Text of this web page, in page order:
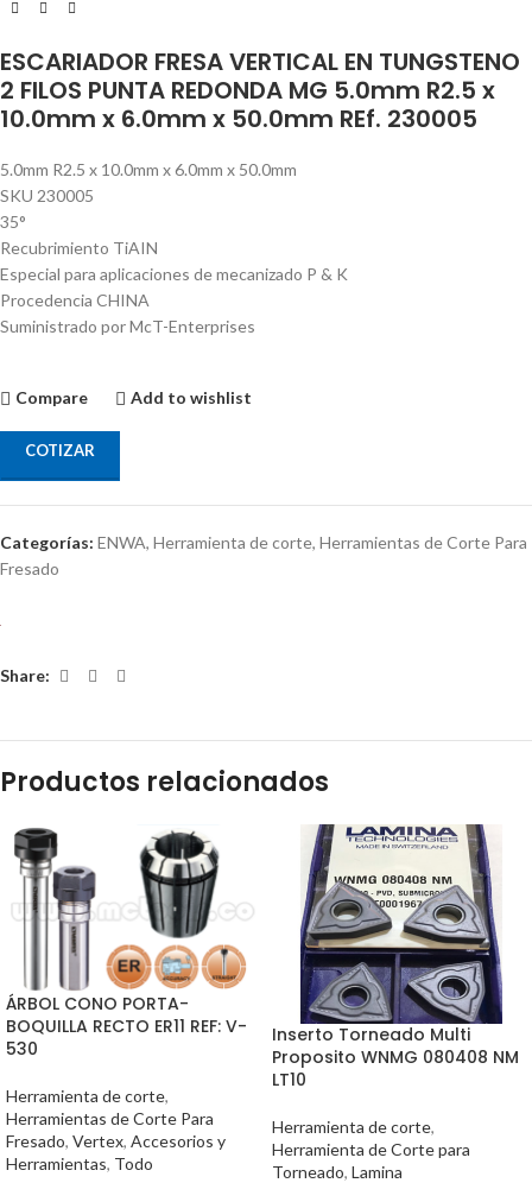
ESCARIADOR FRESA VERTICAL EN TUNGSTENO
2 FILOS PUNTA REDONDA MG 5.0mm R2.5 x
10.0mm x 6.0mm x 50.0mm REf. 230005
5.0mm R2.5 x 10.0mm x 6.0mm x 50.0mm
SKU 230005
35°
Recubrimiento TiAIN
Especial para aplicaciones de mecanizado P & K
Procedencia CHINA
Suministrado por McT-Enterprises
Compare Add to wishlist
COTIZAR
Categorías: ENWA, Herramienta de corte, Herramientas de Corte Para
Fresado
Share:
Productos relacionados
ÁRBOL CONO PORTA-
BOQUILLA RECTO ER11 REF: V-
530
Herramienta de corte,
Herramientas de Corte Para
Fresado, Vertex, Accesorios y
Herramientas, Todo
Inserto Torneado Multi
Proposito WNMG 080408 NM
LT10
Herramienta de corte,
Herramienta de Corte para
Torneado, Lamina